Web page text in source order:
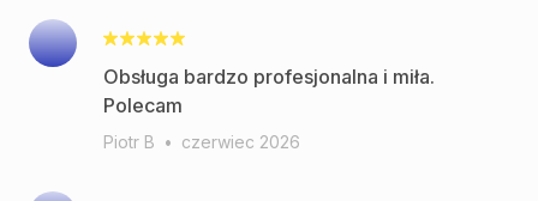
Obsługa bardzo profesjonalna i miła.
Polecam
Piotr B • czerwiec 2026